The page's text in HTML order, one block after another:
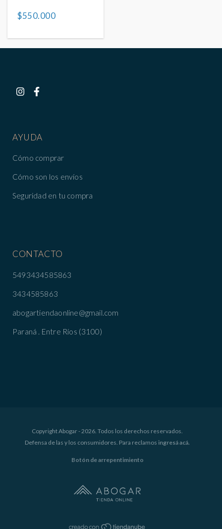
$550.000
AYUDA
Cómo comprar
Cómo son los envíos
Seguridad en tu compra
CONTACTO
5493434585863
3434585863
abogartiendaonline@gmail.com
Paraná . Entre Ríos (3100)
Copyright Abogar - 2026. Todos los derechos reservados.
Defensa de las y los consumidores. Para reclamos ingresá acá.
Botón de arrepentimiento